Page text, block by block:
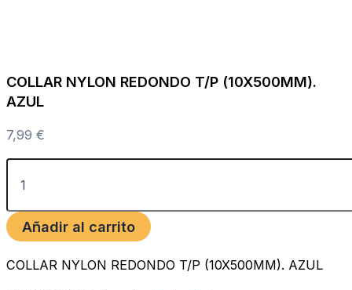
COLLAR NYLON REDONDO T/P (10X500MM).
AZUL
7,99 €
Añadir al carrito
COLLAR NYLON REDONDO T/P (10X500MM). AZUL